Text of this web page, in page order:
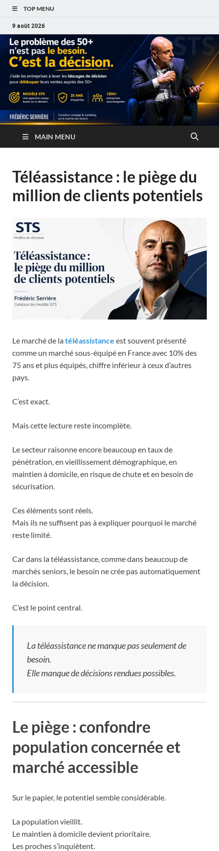
TOP MENU
9 août 2026
MAIN MENU
Téléassistance : le piège du
million de clients potentiels
Le marché de latéléassistance est souvent présenté
comme un marché sous-équipé en France avec 10% des
75 ans et plus équipés, chiffre inférieur à ceux d’autres
pays.
C’est exact.
Mais cette lecture reste incomplète.
Le secteur raisonne encore beaucoup en taux de
pénétration, en vieillissement démographique, en
maintien à domicile, en risque de chute et en besoin de
sécurisation.
Ces éléments sont réels.
Mais ils ne suffisent pas à expliquer pourquoi le marché
reste limité.
Car dans la téléassistance, comme dans beaucoup de
marchés seniors, le besoin ne crée pas automatiquement
la décision.
C’est le point central.
La téléassistance ne manque pas seulement de
besoin.
Elle manque de décisions rendues possibles.
Le piège : confondre
population concernée et
marché accessible
Sur le papier, le potentiel semble considérable.
La population vieillit.
Le maintien à domicile devient prioritaire.
Les proches s’inquiètent.